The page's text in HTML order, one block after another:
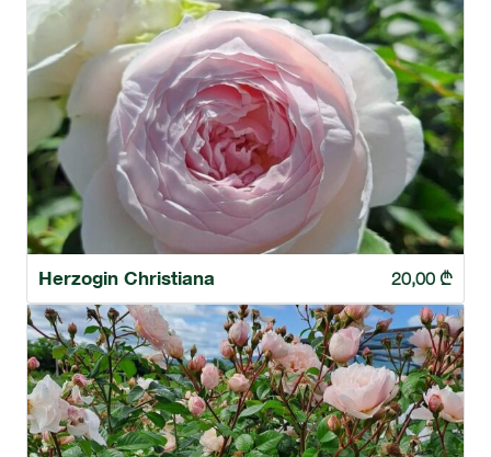
Herzogin Christiana 20,00 ₾